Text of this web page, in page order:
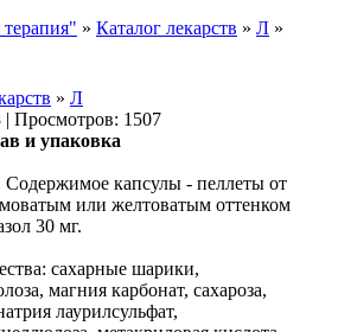
» Каталог лекарств » Л »
» Л
| Просмотров: 1507
и упаковка
Содержимое капсулы - пеллеты от
или желтоватым оттенком
30 мг.
сахарные шарики,
магния карбонат, сахароза,
лаурилсульфат,